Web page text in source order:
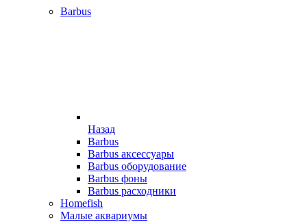
Barbus
Назад
Barbus
Barbus аксессуары
Barbus оборудование
Barbus фоны
Barbus расходники
Homefish
Малые аквариумы